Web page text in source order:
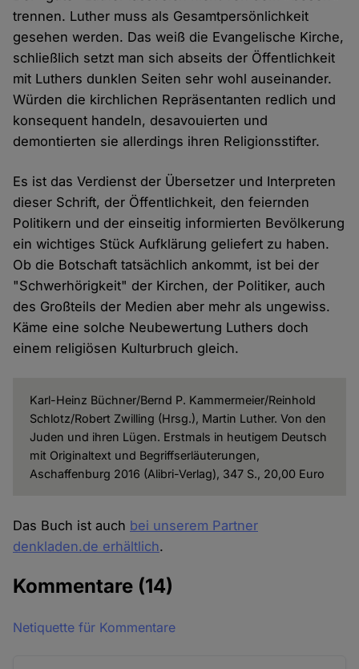
trennen. Luther muss als Gesamtpersönlichkeit
gesehen werden. Das weiß die Evangelische Kirche,
schließlich setzt man sich abseits der Öffentlichkeit
mit Luthers dunklen Seiten sehr wohl auseinander.
Würden die kirchlichen Repräsentanten redlich und
konsequent handeln, desavouierten und
demontierten sie allerdings ihren Religionsstifter.
Es ist das Verdienst der Übersetzer und Interpreten
dieser Schrift, der Öffentlichkeit, den feiernden
Politikern und der einseitig informierten Bevölkerung
ein wichtiges Stück Aufklärung geliefert zu haben.
Ob die Botschaft tatsächlich ankommt, ist bei der
"Schwerhörigkeit" der Kirchen, der Politiker, auch
des Großteils der Medien aber mehr als ungewiss.
Käme eine solche Neubewertung Luthers doch
einem religiösen Kulturbruch gleich.
Karl-Heinz Büchner/Bernd P. Kammermeier/Reinhold
Schlotz/Robert Zwilling (Hrsg.), Martin Luther. Von den
Juden und ihren Lügen. Erstmals in heutigem Deutsch
mit Originaltext und Begriffserläuterungen,
Aschaffenburg 2016 (Alibri-Verlag), 347 S., 20,00 Euro
Das Buch ist auch bei unserem Partner
denkladen.de erhältlich.
Kommentare (14)
Netiquette für Kommentare